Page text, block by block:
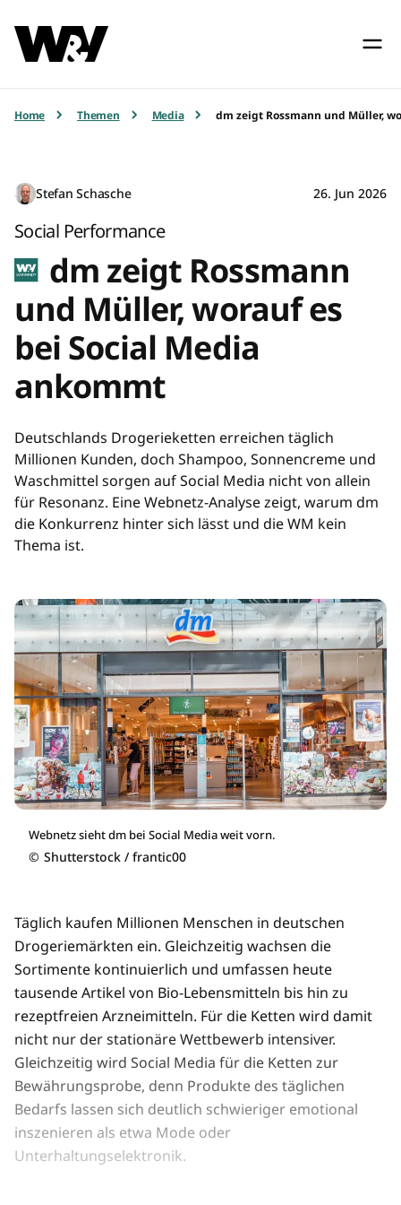
Home Themen Media dm zeigt Rossmann und Müller,
Stefan Schasche 26. Jun 2026
Social Performance
dm zeigt Rossmann
und Müller, worauf es
bei Social Media
ankommt
Deutschlands Drogerieketten erreichen täglich
Millionen Kunden, doch Shampoo, Sonnencreme und
Waschmittel sorgen auf Social Media nicht von allein
für Resonanz. Eine Webnetz-Analyse zeigt, warum dm
die Konkurrenz hinter sich lässt und die WM kein
Thema ist.
Webnetz sieht dm bei Social Media weit vorn.
© Shutterstock / frantic00
Täglich kaufen Millionen Menschen in deutschen
Drogeriemärkten ein. Gleichzeitig wachsen die
Sortimente kontinuierlich und umfassen heute
tausende Artikel von Bio-Lebensmitteln bis hin zu
rezeptfreien Arzneimitteln. Für die Ketten wird damit
nicht nur der stationäre Wettbewerb intensiver.
Gleichzeitig wird Social Media für die Ketten zur
Bewährungsprobe, denn Produkte des täglichen
Bedarfs lassen sich deutlich schwieriger emotional
inszenieren als etwa Mode oder
Unterhaltungselektronik.